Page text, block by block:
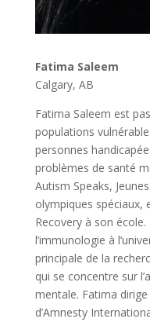
Fatima Saleem
Calgary, AB
Fatima Saleem est
populations
personnes
problèmes de santé
Autism Speaks,
olympiques spéciaux,
Recovery à son
l’immunologie à
principale de la
qui se concentre sur
mentale. Fatima
d’Amnesty